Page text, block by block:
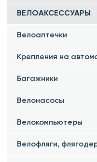
ВЕЛОАКСЕССУАРЫ
Велоаптечки
Крепления на
Багажники
Велонасосы
Велокомпьютеры
Велофляги,